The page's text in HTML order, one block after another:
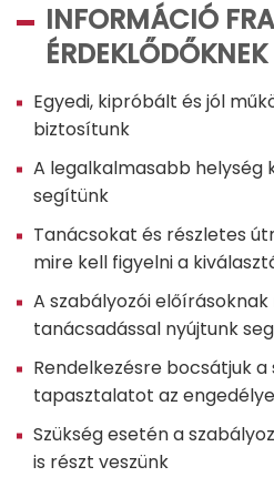
INFORMÁCIÓ
ÉRDEKLŐDŐKNEK
Egyedi, kipróbált és jól
biztosítunk
A legalkalmasabb helység
segítünk
Tanácsokat és részletes
mire kell figyelni a
A szabályozói
tanácsadással nyújtunk
Rendelkezésre bocsátjuk a
tapasztalatot az
Szükség esetén a
is részt veszünk